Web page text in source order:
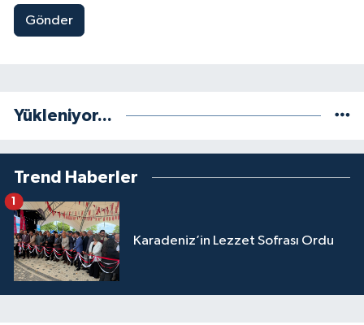
Gönder
Yükleniyor...
Trend Haberler
Karadeniz’in Lezzet Sofrası Ordu
1